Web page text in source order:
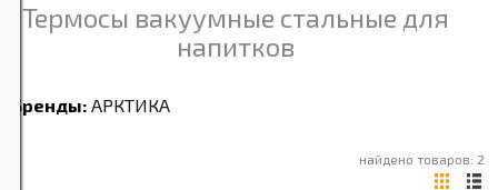
Термосы вакуумные стальные для
напитков
Бренды: АРКТИКА
найдено товаров: 2